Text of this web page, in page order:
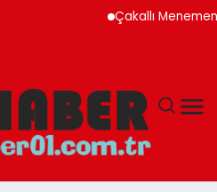
Çakallı Menemeni